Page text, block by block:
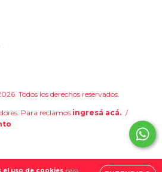
el uso de cookies para
Todos los derechos reservados.
Para reclamos ingresá acá. /